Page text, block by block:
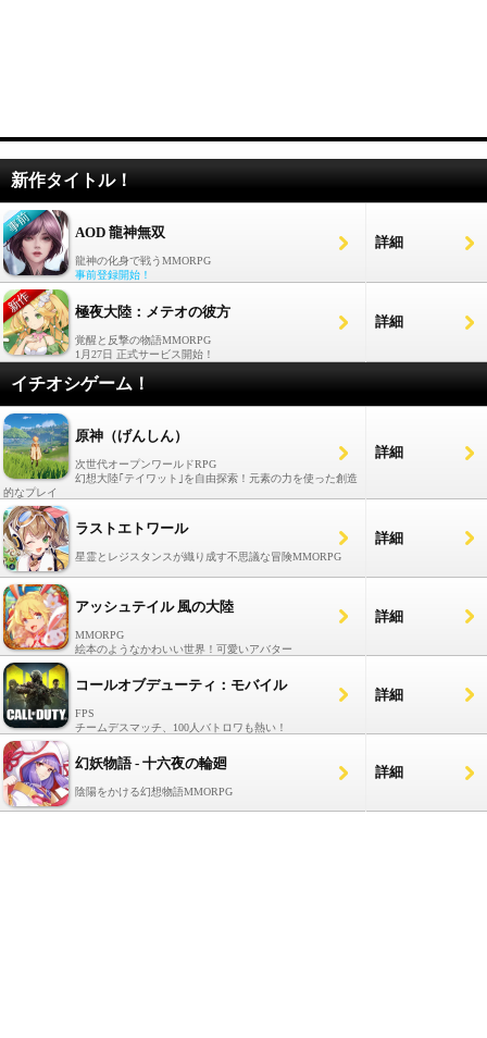
新作タイトル！
AOD 龍神無双
龍神の化身で戦うMMORPG
事前登録開始！
詳細
極夜大陸：メテオの彼方
覚醒と反撃の物語MMORPG
1月27日 正式サービス開始！
詳細
イチオシゲーム！
原神（げんしん）
次世代オープンワールドRPG
幻想大陸｢テイワット｣を自由探索！元素の力を使った創造
的なプレイ
詳細
ラストエトワール
星霊とレジスタンスが織り成す不思議な冒険MMORPG
詳細
アッシュテイル 風の大陸
MMORPG
絵本のようなかわいい世界！可愛いアバター
詳細
コールオブデューティ：モバイル
FPS
チームデスマッチ、100人バトロワも熱い！
詳細
幻妖物語 - 十六夜の輪廻
陰陽をかける幻想物語MMORPG
詳細